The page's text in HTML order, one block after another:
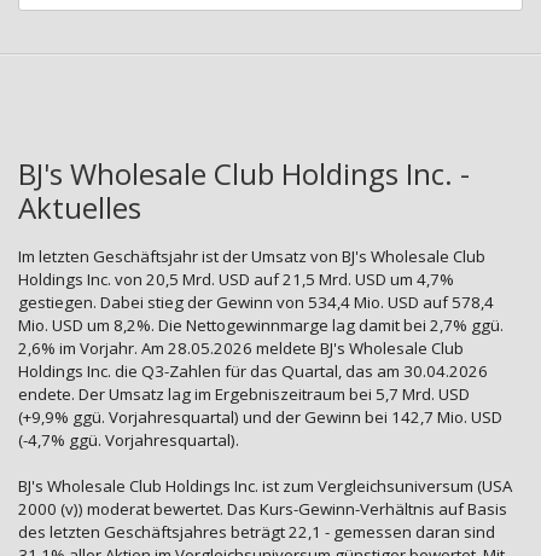
BJ's Wholesale Club Holdings Inc. -
Aktuelles
Im letzten Geschäftsjahr ist der Umsatz von BJ's Wholesale Club
Holdings Inc. von 20,5 Mrd. USD auf 21,5 Mrd. USD um 4,7%
gestiegen. Dabei stieg der Gewinn von 534,4 Mio. USD auf 578,4
Mio. USD um 8,2%. Die Nettogewinnmarge lag damit bei 2,7% ggü.
2,6% im Vorjahr. Am 28.05.2026 meldete BJ's Wholesale Club
Holdings Inc. die Q3-Zahlen für das Quartal, das am 30.04.2026
endete. Der Umsatz lag im Ergebniszeitraum bei 5,7 Mrd. USD
(+9,9% ggü. Vorjahresquartal) und der Gewinn bei 142,7 Mio. USD
(-4,7% ggü. Vorjahresquartal).
BJ's Wholesale Club Holdings Inc. ist zum Vergleichsuniversum (USA
2000 (v)) moderat bewertet. Das Kurs-Gewinn-Verhältnis auf Basis
des letzten Geschäftsjahres beträgt 22,1 - gemessen daran sind